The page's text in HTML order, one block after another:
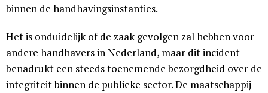
binnen de handhavingsinstanties.
Het is onduidelijk of de zaak gevolgen zal hebben voor
andere handhavers in Nederland, maar dit incident
benadrukt een steeds toenemende bezorgdheid over de
integriteit binnen de publieke sector. De maatschappij